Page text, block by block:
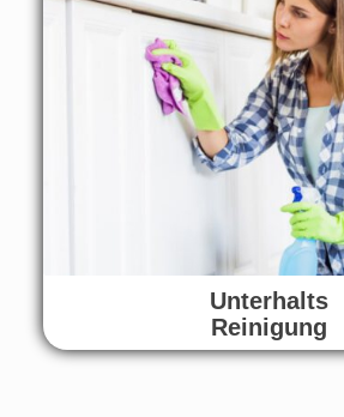
Unterhalts
Reinigung